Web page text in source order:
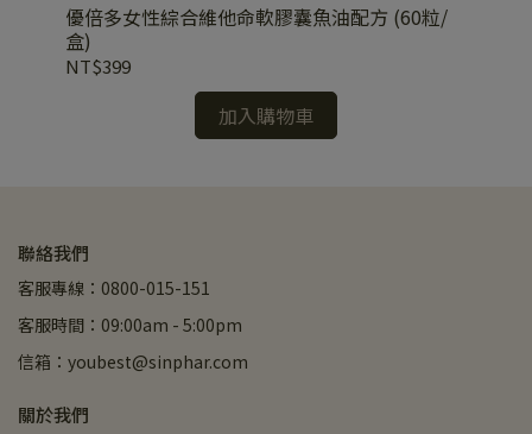
優倍多女性綜合維他命軟膠囊魚油配方 (60粒/
盒)
NT$399
加入購物車
聯絡我們
客服專線：0800-015-151
客服時間：09:00am - 5:00pm
信箱：youbest@sinphar.com
關於我們